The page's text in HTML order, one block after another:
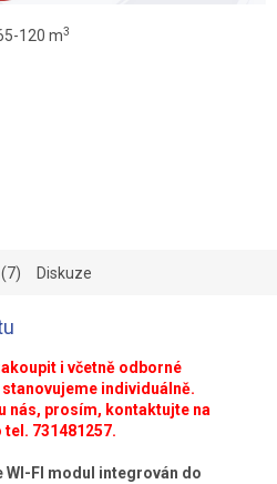
120 m3
Diskuze
i včetně odborné
individuálně.
nás, prosím, kontaktujte na
tel. 731481257.
WI-FI modul integrován do